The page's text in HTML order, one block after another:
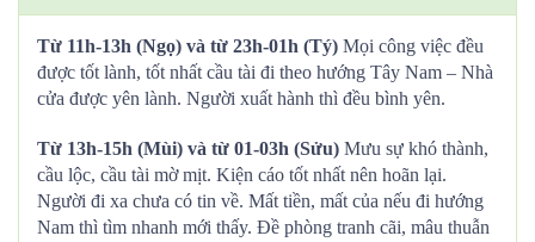
Từ 11h-13h (Ngọ) và từ 23h-01h (Tý) Mọi công việc đều
được tốt lành, tốt nhất cầu tài đi theo hướng Tây Nam – Nhà
cửa được yên lành. Người xuất hành thì đều bình yên.
Từ 13h-15h (Mùi) và từ 01-03h (Sửu) Mưu sự khó thành,
cầu lộc, cầu tài mờ mịt. Kiện cáo tốt nhất nên hoãn lại.
Người đi xa chưa có tin về. Mất tiền, mất của nếu đi hướng
Nam thì tìm nhanh mới thấy. Đề phòng tranh cãi, mâu thuẫn